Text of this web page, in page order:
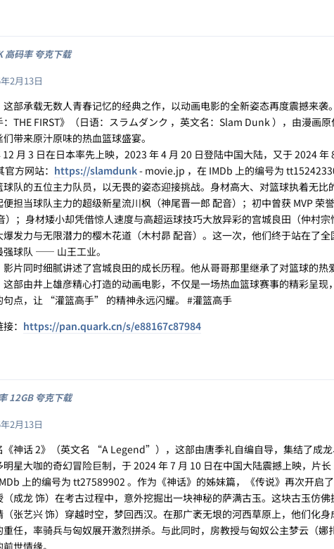
码率 夸克下载
2月13日
这部承载无数人青春记忆的经典之作，以动画电影的全新姿态再度震撼来
THE FIRST》（日语：スラムダンク ，英文名：Slam Dunk ），由漫画
带来原汁原味的热血篮球盛宴。
月 3 日在日本率先上映，2023 年 4 月 20 日登陆中国大陆，又于 2024
方网站： https://slamdunk- movie.jp ，在 IMDb 上的编号为 tt15242330
队的五位主力队员，以无畏的姿态迎接挑战。身材高大、对篮球执着无比
担当球队主力的超级新星流川枫（神尾晋一郎 配音）；初中曾获 MVP 荣
）；身材矮小却凭借惊人速度与高超运球技巧大放异彩的宫城良田（仲村
发力与无限潜力的樱木花道（木村昴 配音）。这一次，他们终于站在了
强球队 —— 山王工业。
片同时细腻讲述了宫城良田的成长历程。他从哥哥那里继承了对篮球的热
部由井上雄彦精心打造的动画电影，不仅是一场热血篮球赛事的精彩呈现
句点，让 “灌篮高手” 的精神永远闪耀。 #灌篮高手
： https://pan.quark.cn/s/e88167c87984
12GB 夸克下载
2月13日
《神话 2》（英文名 “A Legend”），这部由唐季礼自编自导，集结了成
星大咖的奇幻冒险巨制，于 2024 年 7 月 10 日在中国大陆震撼上映，片
上的编号为 tt27589902 。作为《神话》的姊妹篇，《传说》再次开启
（成龙 饰）在考古过程中，意外挖掘出一块神秘的萨满古玉。这块古玉仿
张艺兴 饰）穿越时空，梦回西汉。在那广袤无垠的河西草原上，他们化
重任，率骑兵与匈奴展开激烈拼杀。与此同时，房教授与匈奴公主梦云（娜
世情缘。